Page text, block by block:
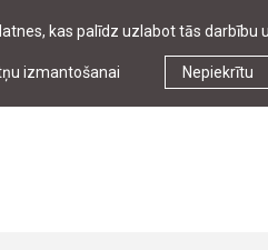
kas palīdz uzlabot tās
Nepiekrītu
izmantošanai Ziņas